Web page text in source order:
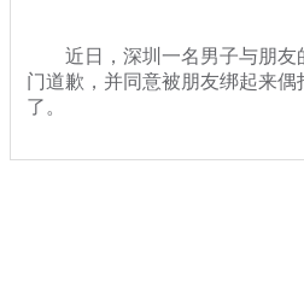
近日，深圳一名男子与朋友
门道歉，并同意被朋友绑起来
了。